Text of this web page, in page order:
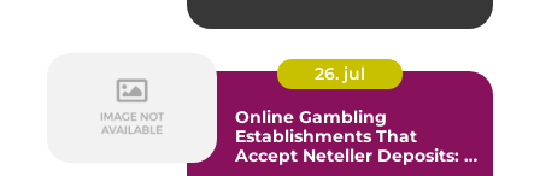
26. jul
Online Gambling
Establishments That
Accept Neteller Deposits: A